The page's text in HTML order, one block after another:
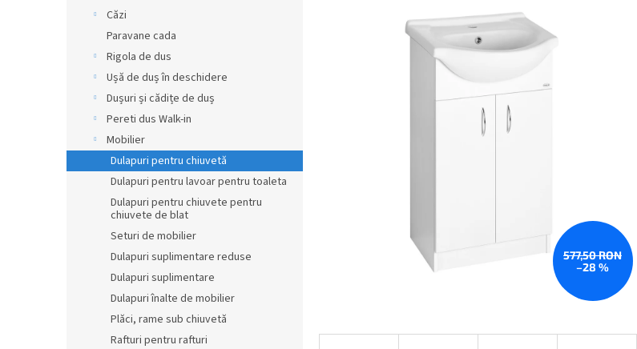
Căzi
Paravane cada
Rigola de dus
Ușă de duș în deschidere
Dușuri și cădițe de duș
Pereti dus Walk-in
Mobilier
Dulapuri pentru chiuvetă
Dulapuri pentru lavoar pentru toaleta
Dulapuri pentru chiuvete pentru
chiuvete de blat
Seturi de mobilier
Dulapuri suplimentare reduse
Dulapuri suplimentare
Dulapuri înalte de mobilier
Plăci, rame sub chiuvetă
Rafturi pentru rafturi
este
577,50 RON
–28 %